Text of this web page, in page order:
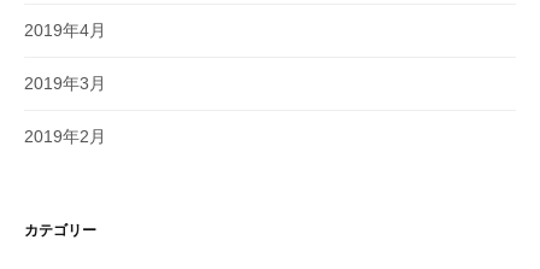
2019年4月
2019年3月
2019年2月
カテゴリー